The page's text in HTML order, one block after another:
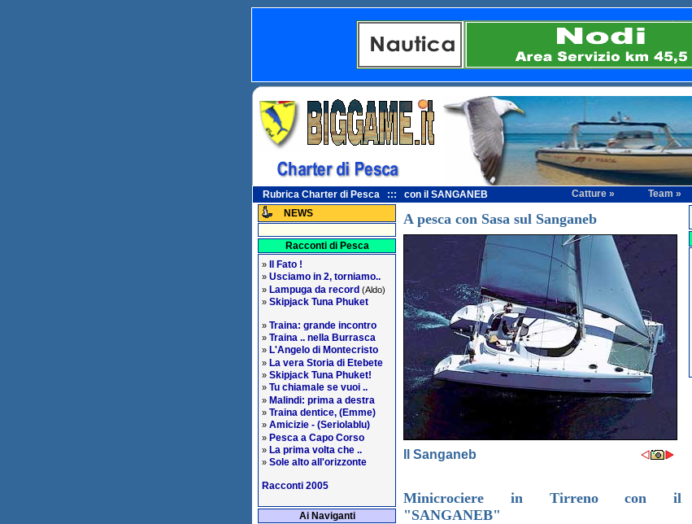
Rubrica Charter di Pesca ::: con il SANGANEB Catture » Team »
NEWS
Racconti di Pesca
» Il Fato !
» Usciamo in 2, torniamo..
» Lampuga da record (Aldo)
» Skipjack Tuna Phuket
» Traina: grande incontro
» Traina .. nella Burrasca
» L'Angelo di Montecristo
» La vera Storia di Etebete
» Skipjack Tuna Phuket!
» Tu chiamale se vuoi ..
» Malindi: prima a destra
» Traina dentice, (Emme)
» Amicizie - (Seriolablu)
» Pesca a Capo Corso
» La prima volta che ..
» Sole alto all'orizzonte
Racconti 2005
Ai Naviganti
A pesca con Sasa sul Sanganeb
Il Sanganeb
Minicrociere in Tirreno con il
"SANGANEB"